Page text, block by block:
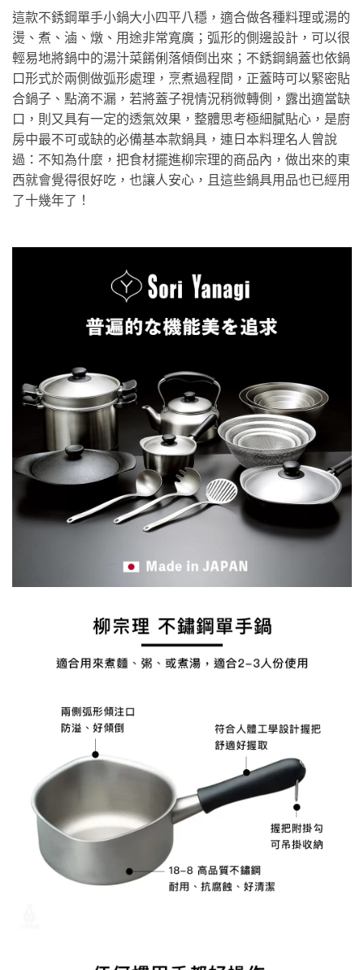
這款不銹鋼單手小鍋大小四平八穩，適合做各種料理或湯的
燙、煮、滷、燉、用途非常寬廣；弧形的側邊設計，可以很
輕易地將鍋中的湯汁菜餚俐落傾倒出來；不銹鋼鍋蓋也依鍋
口形式於兩側做弧形處理，烹煮過程間，正蓋時可以緊密貼
合鍋子、點滴不漏，若將蓋子視情況稍微轉側，露出適當缺
口，則又具有一定的透氣效果，整體思考極細膩貼心，是廚
房中最不可或缺的必備基本款鍋具，連日本料理名人曾說
過：不知為什麼，把食材擺進柳宗理的商品內，做出來的東
西就會覺得很好吃，也讓人安心，且這些鍋具用品也已經用
了十幾年了！